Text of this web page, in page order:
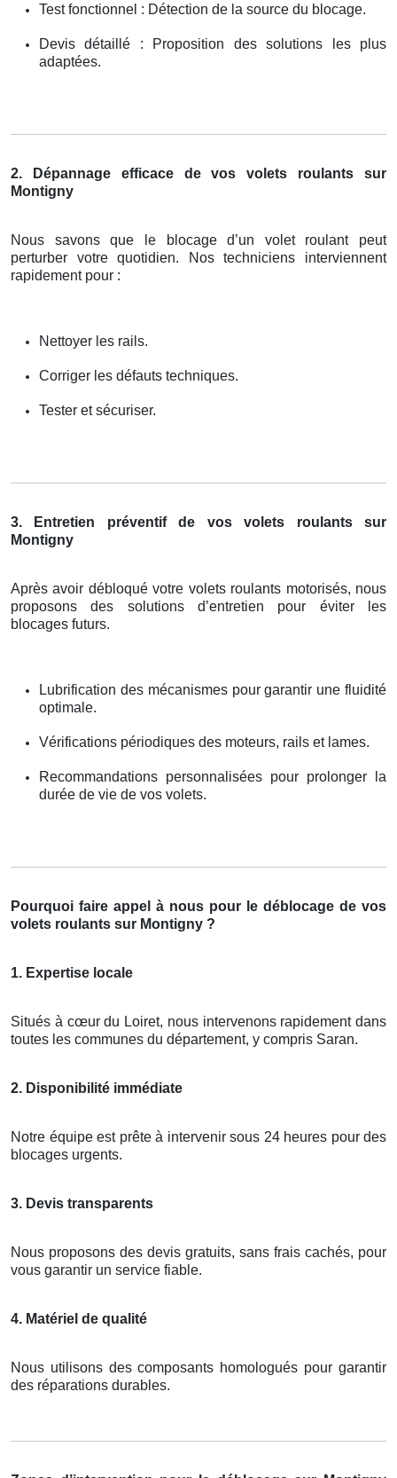
Test fonctionnel : Détection de la source du blocage.
Devis détaillé : Proposition des solutions les plus
adaptées.
2. Dépannage efficace de vos volets roulants sur
Montigny
Nous savons que le blocage d’un volet roulant peut
perturber votre quotidien. Nos techniciens interviennent
rapidement pour :
Nettoyer les rails.
Corriger les défauts techniques.
Tester et sécuriser.
3. Entretien préventif de vos volets roulants sur
Montigny
Après avoir débloqué votre volets roulants motorisés, nous
proposons des solutions d’entretien pour éviter les
blocages futurs.
Lubrification des mécanismes pour garantir une fluidité
optimale.
Vérifications périodiques des moteurs, rails et lames.
Recommandations personnalisées pour prolonger la
durée de vie de vos volets.
Pourquoi faire appel à nous pour le déblocage de vos
volets roulants sur Montigny ?
1. Expertise locale
Situés à cœur du Loiret, nous intervenons rapidement dans
toutes les communes du département, y compris Saran.
2. Disponibilité immédiate
Notre équipe est prête à intervenir sous 24 heures pour des
blocages urgents.
3. Devis transparents
Nous proposons des devis gratuits, sans frais cachés, pour
vous garantir un service fiable.
4. Matériel de qualité
Nous utilisons des composants homologués pour garantir
des réparations durables.